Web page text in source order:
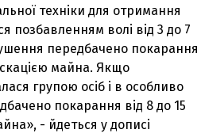
техніки для отримання
позбавленням волі від 3 до 7
передбачено покарання
майна. Якщо
групою осіб і в особливо
покарання від 8 до 15
- йдеться у дописі